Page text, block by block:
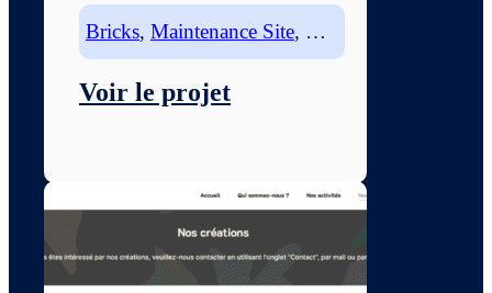
Bricks, Maintenance Site, Wordpress
Voir le projet